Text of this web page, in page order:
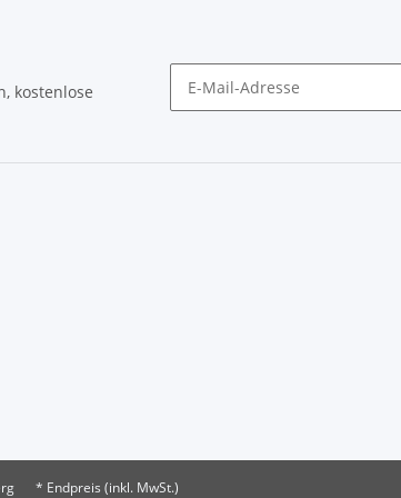
kostenlose
* Endpreis (inkl. MwSt.)